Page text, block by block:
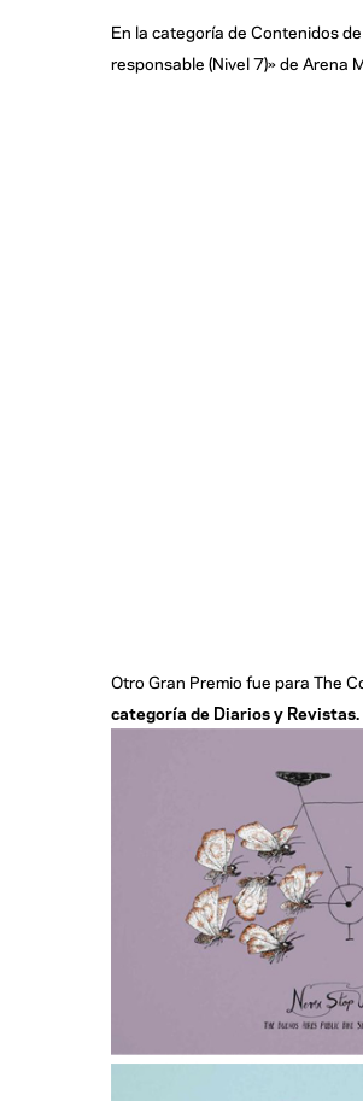
En la categoría de Contenidos
responsable (Nivel 7)» de Arena
Otro Gran Premio fue para The
categoría de Diarios y Revistas.